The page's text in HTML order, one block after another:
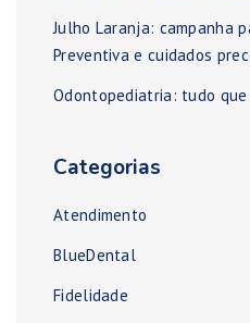
Julho Laranja: campanha
Preventiva e cuidados
Odontopediatria: tudo
Categorias
Atendimento
BlueDental
Fidelidade